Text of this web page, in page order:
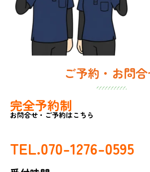
ご予約・お問
完全予約制
お問合せ・ご予約はこちら
TEL.070-1276-0595